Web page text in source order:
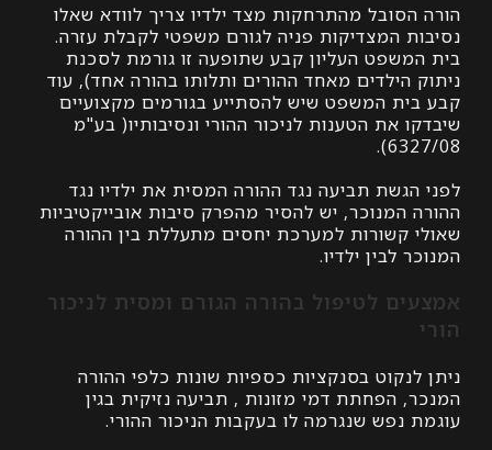
מהתרחקות מצד ילדיו צריך לוודא שאלו
המצדיקות פניה לגורם משפטי לקבלת עזרה.
העליון קבע שתופעה זו גורמת לסכנת
הילדים מאחד ההורים ותלותו בהורה אחד), עוד
המשפט שיש להסתייע בגורמים מקצועיים
את הטענות לניכור ההורי ונסיבותיו( בע"מ
תביעה נגד ההורה המסית את ילדיו נגד
המנוכר, יש להסיר מהפרק סיבות אובייקטיביות
קשורות למערכת יחסים מתעללת בין ההורה
לבין ילדיו.
לטיפול בהורה הגורם ומסית לניכור
בסנקציות כספיות שונות כלפי ההורה
הפחתת דמי מזונות , תביעה נזיקית בגין
נפש שנגרמה לו בעקבות הניכור ההורי.